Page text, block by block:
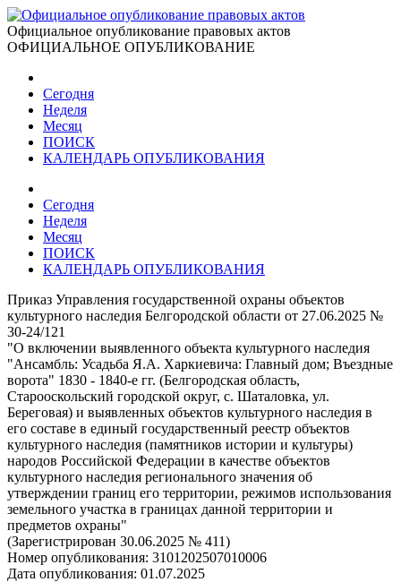
Официальное опубликование правовых актов
ОФИЦИАЛЬНОЕ ОПУБЛИКОВАНИЕ
Сегодня
Неделя
Месяц
ПОИСК
КАЛЕНДАРЬ ОПУБЛИКОВАНИЯ
Сегодня
Неделя
Месяц
ПОИСК
КАЛЕНДАРЬ ОПУБЛИКОВАНИЯ
Приказ Управления государственной охраны объектов
культурного наследия Белгородской области от 27.06.2025 №
30-24/121
"О включении выявленного объекта культурного наследия
"Ансамбль: Усадьба Я.А. Харкиевича: Главный дом; Въездные
ворота" 1830 - 1840-е гг. (Белгородская область,
Старооскольский городской округ, с. Шаталовка, ул.
Береговая) и выявленных объектов культурного наследия в
его составе в единый государственный реестр объектов
культурного наследия (памятников истории и культуры)
народов Российской Федерации в качестве объектов
культурного наследия регионального значения об
утверждении границ его территории, режимов использования
земельного участка в границах данной территории и
предметов охраны"
(Зарегистрирован 30.06.2025 № 411)
Номер опубликования: 3101202507010006
Дата опубликования: 01.07.2025